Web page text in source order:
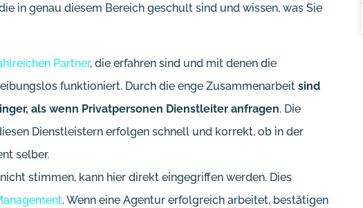
in genau diesem Bereich geschult sind und wissen, was Sie
Partner, die erfahren sind und mit denen die
funktioniert. Durch die enge Zusammenarbeit sind
als wenn Privatpersonen Dienstleiter anfragen. Die
Dienstleistern erfolgen schnell und korrekt, ob in der
selber.
stimmen, kann hier direkt eingegriffen werden. Dies
. Wenn eine Agentur erfolgreich arbeitet, bestätigen